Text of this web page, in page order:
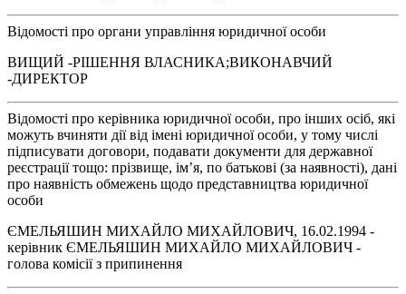
Відомості про органи управління юридичної особи
ВИЩИЙ -РІШЕННЯ ВЛАСНИКА;ВИКОНАВЧИЙ
-ДИРЕКТОР
Відомості про керівника юридичної особи, про інших осіб, які
можуть вчиняти дії від імені юридичної особи, у тому числі
підписувати договори, подавати документи для державної
реєстрації тощо: прізвище, ім’я, по батькові (за наявності), дані
про наявність обмежень щодо представництва юридичної
особи
ЄМЕЛЬЯШИН МИХАЙЛО МИХАЙЛОВИЧ, 16.02.1994 -
керівник ЄМЕЛЬЯШИН МИХАЙЛО МИХАЙЛОВИЧ -
голова комісії з припинення